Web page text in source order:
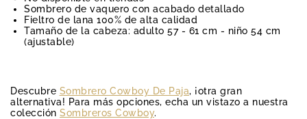
Sombrero de vaquero con acabado detallado
Fieltro de lana 100% de alta calidad
Tamaño de la cabeza: adulto 57 - 61 cm - niño 54 cm
(ajustable)
Descubre Sombrero Cowboy De Paja, ¡otra gran
alternativa! Para más opciones, echa un vistazo a nuestra
colección Sombreros Cowboy.